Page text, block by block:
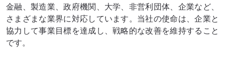
金融、製造業、政府機関、大学、非営利団体、企業など、
さまざまな業界に対応しています。当社の使命は、企業と
協力して事業目標を達成し、戦略的な改善を維持すること
です。